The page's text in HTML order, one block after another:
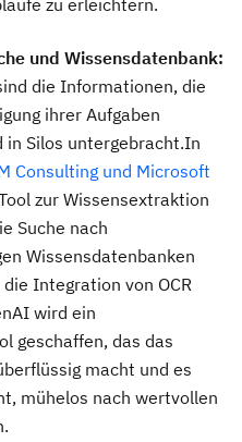
zu erleichtern.
und Wissensdatenbank:
die Informationen, die
ihrer Aufgaben
Silos untergebracht.In
Consulting und Microsoft
zur Wissensextraktion
Suche nach
Wissensdatenbanken
Integration von OCR
wird ein
geschaffen, das das
macht und es
mühelos nach wertvollen